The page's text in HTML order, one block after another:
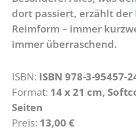
dort passiert, erzählt der
Reimform – immer
immer überraschend.
ISBN: ISBN 978-3-95457-
Format: 14 x 21 cm,
Seiten
Preis: 13,00 €